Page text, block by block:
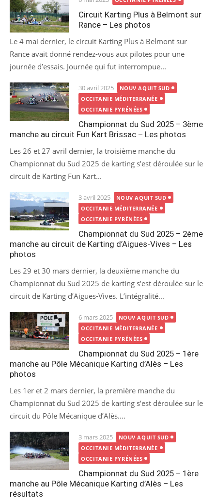
on
Circuit Karting Plus à Belmont sur
Rance – Les photos
Le 4 mai dernier, le circuit Karting Plus à Belmont sur
Rance avait donné rendez-vous aux pilotes pour une
journée d’essais. Journée qui fut interrompue...
Posted
on
30 avril 2025
NOUV AQUIT SUD
OCCITANIE MÉDITERRANÉE
OCCITANIE PYRÉNÉES
Championnat du Sud 2025 – 3ème
manche au circuit Fun Kart Brissac – Les photos
Les 26 et 27 avril dernier, la troisième manche du
Championnat du Sud 2025 de karting s’est déroulée sur le
circuit de Karting Fun Kart...
Posted
on
3 avril 2025
NOUV AQUIT SUD
OCCITANIE MÉDITERRANÉE
OCCITANIE PYRÉNÉES
Championnat du Sud 2025 – 2ème
manche au circuit de Karting d’Aigues-Vives – Les
photos
Les 29 et 30 mars dernier, la deuxième manche du
Championnat du Sud 2025 de karting s’est déroulée sur le
circuit de Karting d’Aigues-Vives. L’intégralité...
Posted
on
6 mars 2025
NOUV AQUIT SUD
OCCITANIE MÉDITERRANÉE
OCCITANIE PYRÉNÉES
Championnat du Sud 2025 – 1ère
manche au Pôle Mécanique Karting d’Alès – Les
photos
Les 1er et 2 mars dernier, la première manche du
Championnat du Sud 2025 de karting s’est déroulée sur le
circuit du Pôle Mécanique d’Alès....
Posted
on
3 mars 2025
NOUV AQUIT SUD
OCCITANIE MÉDITERRANÉE
OCCITANIE PYRÉNÉES
Championnat du Sud 2025 – 1ère
manche au Pôle Mécanique Karting d’Alès – Les
résultats